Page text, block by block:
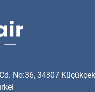
No:36, 34307